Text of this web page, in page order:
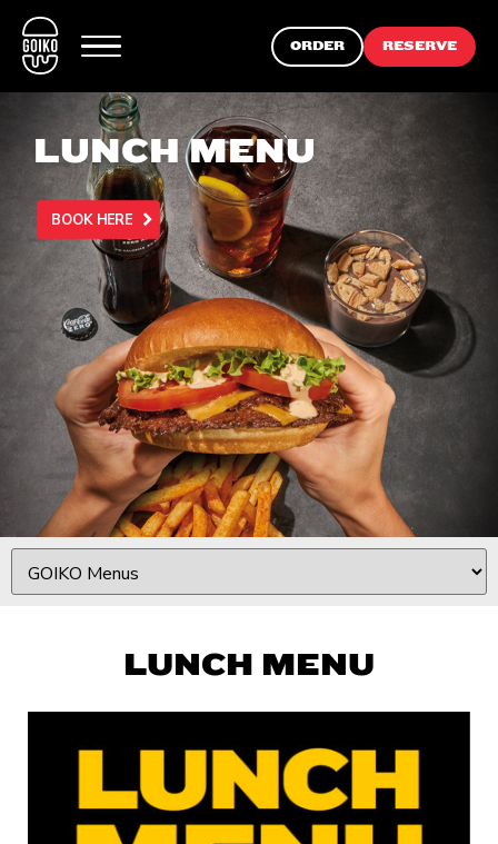
ORDER RESERVE
LUNCH MENU
BOOK HERE
LUNCH MENU